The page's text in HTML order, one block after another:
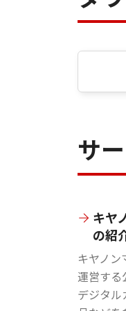
サ
キヤ
の紹
キヤノ
運営する
デジタ